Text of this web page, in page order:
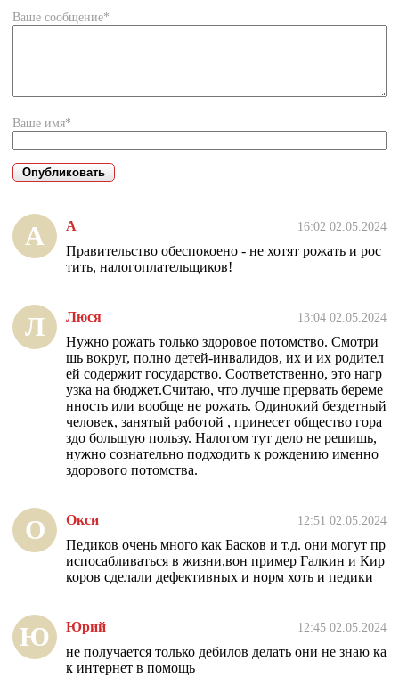
Ваше сообщение*
Ваше имя*
А А 16:02 02.05.2024
Правительство обеспокоено - не хотят рожать и рос
тить, налогоплательщиков!
Л Люся 13:04 02.05.2024
Нужно рожать только здоровое потомство. Смотри
шь вокруг, полно детей-инвалидов, их и их родител
ей содержит государство. Соответственно, это нагр
узка на бюджет.Считаю, что лучше прервать береме
нность или вообще не рожать. Одинокий бездетный
человек, занятый работой , принесет общество гора
здо большую пользу. Налогом тут дело не решишь,
нужно сознательно подходить к рождению именно
здорового потомства.
О Окси 12:51 02.05.2024
Педиков очень много как Басков и т.д. они могут пр
испосабливаться в жизни,вон пример Галкин и Кир
коров сделали дефективных и норм хоть и педики
Ю Юрий 12:45 02.05.2024
не получается только дебилов делать они не знаю ка
к интернет в помощь